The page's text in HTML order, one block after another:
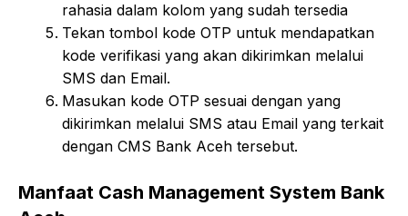
rahasia dalam kolom yang sudah tersedia
Tekan tombol kode OTP untuk mendapatkan
kode verifikasi yang akan dikirimkan melalui
SMS dan Email.
Masukan kode OTP sesuai dengan yang
dikirimkan melalui SMS atau Email yang terkait
dengan CMS Bank Aceh tersebut.
Manfaat Cash Management System Bank